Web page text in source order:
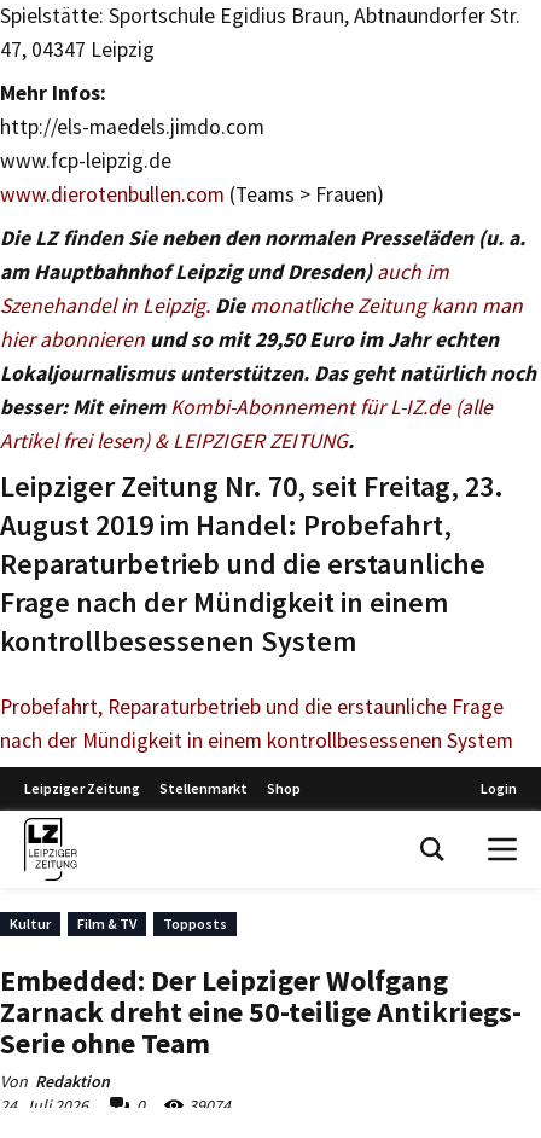
Spielstätte: Sportschule Egidius Braun, Abtnaundorfer Str.
47, 04347 Leipzig
Mehr Infos:
http://els-maedels.jimdo.com
www.fcp-leipzig.de
www.dierotenbullen.com (Teams > Frauen)
Die LZ finden Sie neben den normalen Presseläden (u. a.
am Hauptbahnhof Leipzig und Dresden)auch im
Szenehandel in Leipzig. Diemonatliche Zeitung kann man
hier abonnieren und so mit 29,50 Euro im Jahr echten
Lokaljournalismus unterstützen. Das geht natürlich noch
besser: Mit einemKombi-Abonnement für L-IZ.de (alle
Artikel frei lesen) & LEIPZIGER ZEITUNG.
Leipziger Zeitung Nr. 70, seit Freitag, 23.
August 2019 im Handel: Probefahrt,
Reparaturbetrieb und die erstaunliche
Frage nach der Mündigkeit in einem
kontrollbesessenen System
Probefahrt, Reparaturbetrieb und die erstaunliche Frage
nach der Mündigkeit in einem kontrollbesessenen System